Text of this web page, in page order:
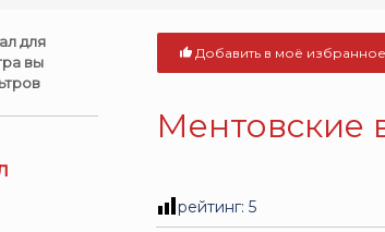
Добавить в моё избранное
Ментовские
рейтинг:5
для
вы